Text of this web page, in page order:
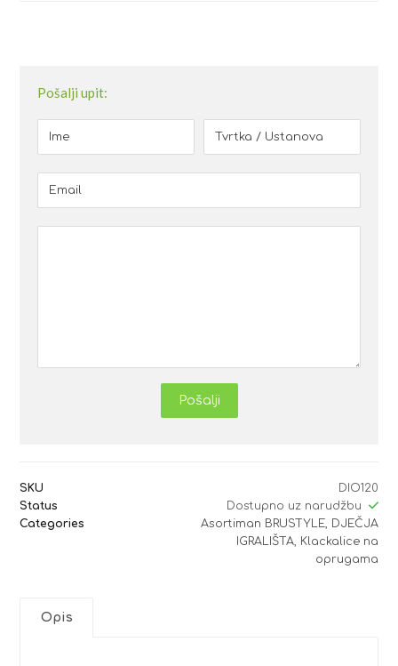
Pošalji upit:
Pošalji
SKU
DIO120
Status
Dostupno uz narudžbu
Categories
Asortiman BRUSTYLE, DJEČJA
IGRALIŠTA, Klackalice na
oprugama
Opis